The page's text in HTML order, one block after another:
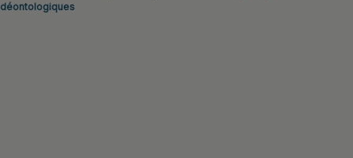
déontologiques